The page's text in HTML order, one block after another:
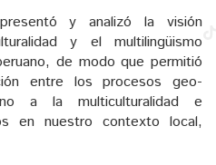
y analizó la visión
y el multilingüismo
de modo que permitió
entre los procesos geo-
a la multiculturalidad e
en nuestro contexto local,